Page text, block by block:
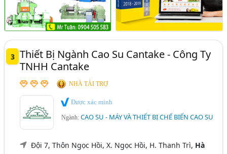
3 Thiết Bị Ngành Cao Su Cantake - Công Ty
TNHH Cantake
NHÀ TÀI TRỢ
Được xác minh
Ngành:CAO SU - MÁY VÀ THIẾT BỊ CHẾ BIẾN CAO SU
Đội 7, Thôn Ngọc Hồi, X. Ngọc Hồi, H. Thanh Trì, Hà